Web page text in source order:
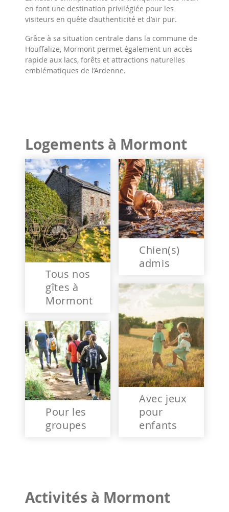
en font une destination privilégiée pour les
visiteurs en quête d’authenticité et d’air pur.
Grâce à sa situation centrale dans la commune de
Houffalize, Mormont permet également un accès
rapide aux lacs, forêts et attractions naturelles
emblématiques de l’Ardenne.
Logements à Mormont
Tous nos
gîtes à
Mormont
Pour les
groupes
Chien(s)
admis
Avec jeux
pour
enfants
Activités à Mormont